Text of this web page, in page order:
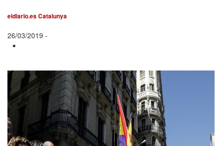
eldiario.es Catalunya
26/03/2019 -